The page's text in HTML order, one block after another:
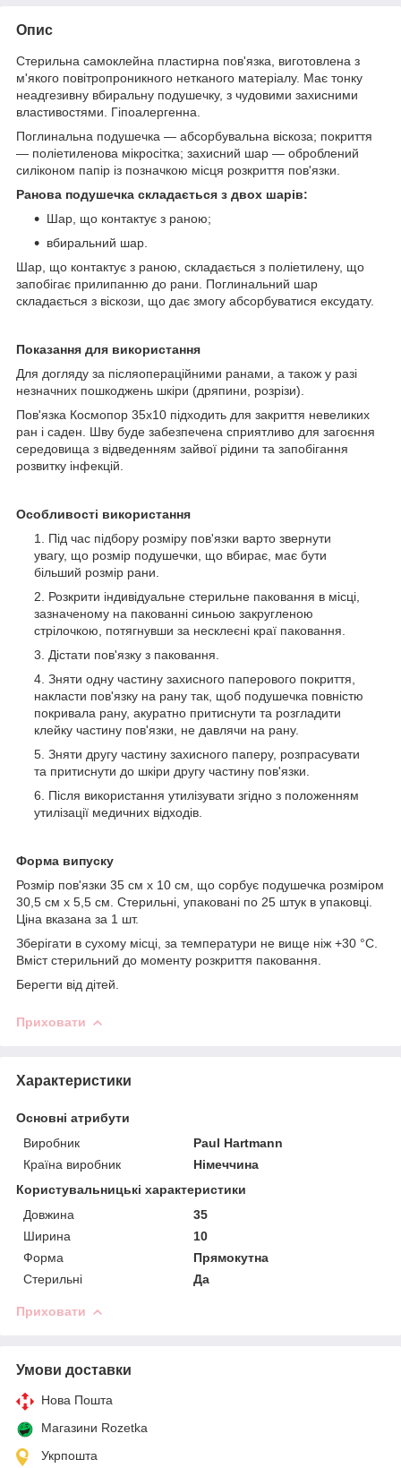
Опис
Стерильна самоклейна пластирна пов'язка, виготовлена з
м'якого повітропроникного нетканого матеріалу. Має тонку
неадгезивну вбиральну подушечку, з чудовими захисними
властивостями. Гіпоалергенна.
Поглинальна подушечка — абсорбувальна віскоза; покриття
— поліетиленова мікросітка; захисний шар — оброблений
силіконом папір із позначкою місця розкриття пов'язки.
Ранова подушечка складається з двох шарів:
Шар, що контактує з раною;
вбиральний шар.
Шар, що контактує з раною, складається з поліетилену, що
запобігає прилипанню до рани. Поглинальний шар
складається з віскози, що дає змогу абсорбуватися ексудату.
Показання для використання
Для догляду за післяопераційними ранами, а також у разі
незначних пошкоджень шкіри (дряпини, розрізи).
Пов'язка Космопор 35х10 підходить для закриття невеликих
ран і саден. Шву буде забезпечена сприятливо для загоєння
середовища з відведенням зайвої рідини та запобігання
розвитку інфекцій.
Особливості використання
Під час підбору розміру пов'язки варто звернути
увагу, що розмір подушечки, що вбирає, має бути
більший розмір рани.
Розкрити індивідуальне стерильне паковання в місці,
зазначеному на пакованні синьою закругленою
стрілочкою, потягнувши за несклеєні краї паковання.
Дістати пов'язку з паковання.
Зняти одну частину захисного паперового покриття,
накласти пов'язку на рану так, щоб подушечка повністю
покривала рану, акуратно притиснути та розгладити
клейку частину пов'язки, не давлячи на рану.
Зняти другу частину захисного паперу, розпрасувати
та притиснути до шкіри другу частину пов'язки.
Після використання утилізувати згідно з положенням
утилізації медичних відходів.
Форма випуску
Розмір пов'язки 35 см х 10 см, що сорбує подушечка розміром
30,5 см х 5,5 см. Стерильні, упаковані по 25 штук в упаковці.
Ціна вказана за 1 шт.
Зберігати в сухому місці, за температури не вище ніж +30 °C.
Вміст стерильний до моменту розкриття паковання.
Берегти від дітей.
Приховати
Характеристики
Основні атрибути
Виробник
Paul Hartmann
Країна виробник
Німеччина
Користувальницькі характеристики
Довжина
35
Ширина
10
Форма
Прямокутна
Стерильні
Да
Приховати
Умови доставки
Нова Пошта
Магазини Rozetka
Укрпошта